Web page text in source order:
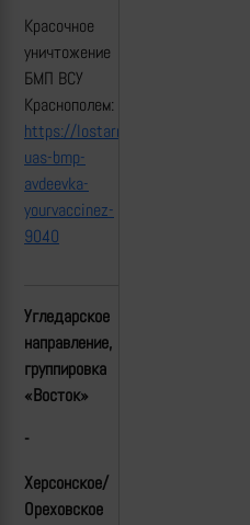
Красочное
уничтожение
БМП ВСУ
Краснополем:
https://lostarmour.info/news/udar-
uas-bmp-
avdeevka-
yourvaccinez-
9040
Угледарское
направление,
группировка
«Восток»
-
Херсонское/
Ореховское